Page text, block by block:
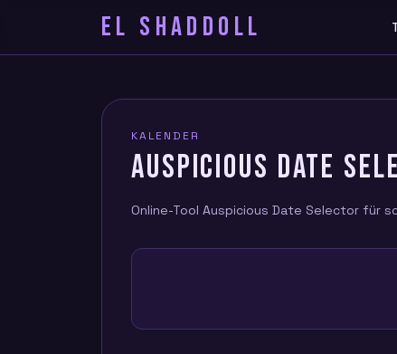
EL SHADDOLL
KALENDER
AUSPICIOUS DATE
Online-Tool Auspicious Date Selector für